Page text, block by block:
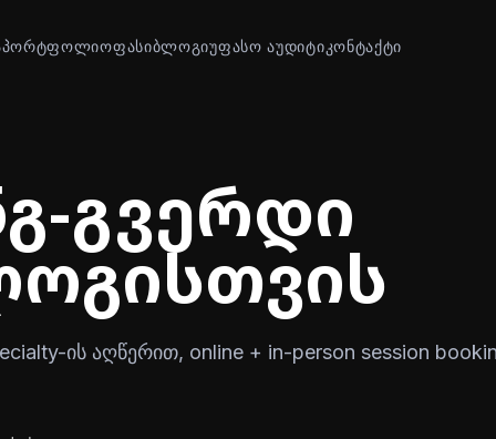
ᲞᲝᲠᲢᲤᲝᲚᲘᲝᲤᲐᲡᲘᲑᲚᲝᲒᲘᲣᲤᲐᲡᲝ ᲐᲣᲓᲘᲢᲘᲙᲝᲜᲢᲐᲥᲢᲘ
გვერდი
ის აღწერით, online + in-person session